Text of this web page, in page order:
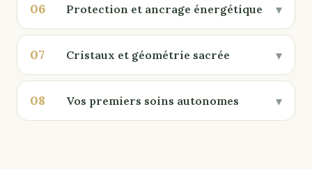
06 Protection et ancrage énergétique ▾
07 Cristaux et géométrie sacrée ▾
08 Vos premiers soins autonomes ▾